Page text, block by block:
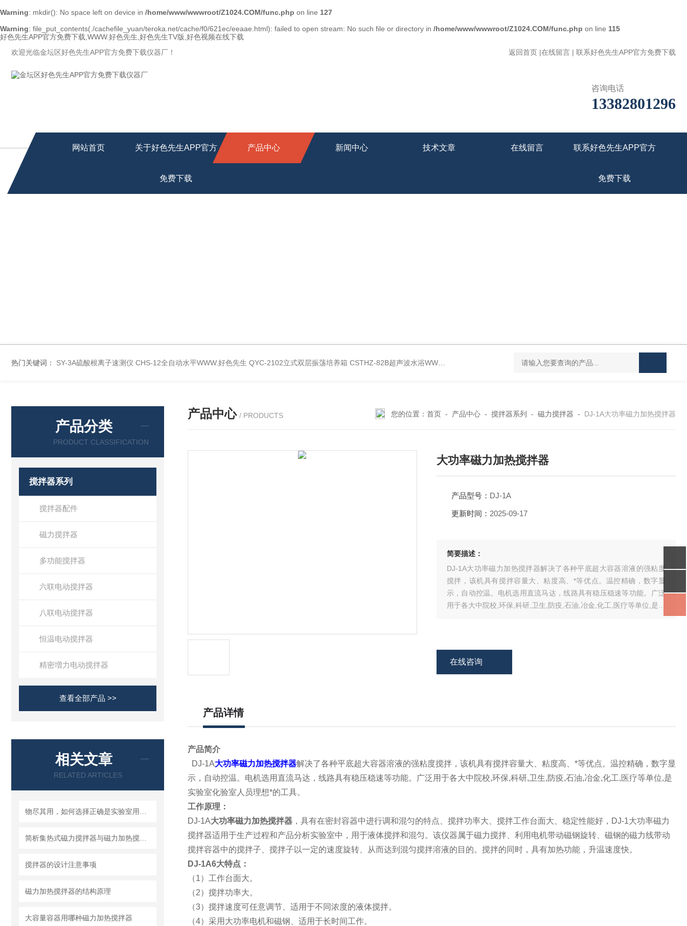
Warning: mkdir(): No space left on device in /home/www/wwwroot/Z1024.COM/func.php on line 127
Warning: file_put_contents(./cachefile_yuan/teroka.net/cache/f0/621ec/eeaae.html): failed to open stream: No such file or directory in /home/www/wwwroot/Z1024.COM/func.php on line 115
好色先生APP官方免费下载,WWW.好色先生,好色先生TV版,好色视频在线下载
欢迎光临金坛区好色先生APP官方免费下载仪器厂！
返回首页 |在线留言 | 联系好色先生APP官方免费下载
咨询电话
13382801296
网站首页 关于好色先生APP官方
免费下载
产品中心 新闻中心 技术文章 在线留言 联系好色先生APP官方
免费下载
热门关键词： SY-3A硫酸根离子速测仪 CHS-12全自动水平WWW.好色先生 QYC-2102立式双层振荡培养箱 CSTHZ-82B超声波水浴WWW.好色先生 DC-20L低温恒温水浴 HY-100L大容量恒温油浴锅
产品分类
PRODUCT CLASSIFICATION
搅拌器系列
搅拌器配件
磁力搅拌器
多功能搅拌器
六联电动搅拌器
八联电动搅拌器
恒温电动搅拌器
精密増力电动搅拌器
查看全部产品 >>
相关文章
RELATED ARTICLES
搅拌器的设计注意事项
磁力加热搅拌器的结构原理
大容量容器用哪种磁力加热搅拌器
产品中心 / PRODUCTS 您的位置： 首页 - 产品中心 - 搅拌器系列 - 磁力搅拌器 - DJ-1A大功率磁力加热搅拌器
大功率磁力加热搅拌器
产品型号： DJ-1A
更新时间： 2025-09-17
简要描述：
DJ-1A大功率磁力加热搅拌器解决了各种平底超大容器溶液的强粘度
搅拌，该机具有搅拌容量大、粘度高、*等优点。温控精确，数字显
示，自动控温。电机选用直流马达，线路具有稳压稳速等功能。广泛
用于各大中院校,环保,科研,卫生,防疫,石油,冶金,化工,医疗等单位,是实
在线咨询
产品详情
产品简介
DJ-1A大功率磁力加热搅拌器解决了各种平底超大容器溶液的强粘度搅拌，该机具有搅拌容量大、粘度高、*等优点。温控精确，数字显
示，自动控温。电机选用直流马达，线路具有稳压稳速等功能。广泛用于各大中院校,环保,科研,卫生,防疫,石油,冶金,化工,医疗等单位,是
实验室化验室人员理想*的工具。
工作原理：
DJ-1A大功率磁力加热搅拌器，具有在密封容器中进行调和混匀的特点、搅拌功率大、搅拌工作台面大、稳定性能好，DJ-1大功率磁力
搅拌器适用于生产过程和产品分析实验室中，用于液体搅拌和混匀。该仪器属于磁力搅拌、利用电机带动磁钢旋转、磁钢的磁力线带动
搅拌容器中的搅拌子、搅拌子以一定的速度旋转、从而达到混匀搅拌溶液的目的。搅拌的同时，具有加热功能，升温速度快。
DJ-1A6大特点：
（1）工作台面大。
（2）搅拌功率大。
（3）搅拌速度可任意调节、适用于不同浓度的液体搅拌。
（4）采用大功率电机和磁钢、适用于长时间工作。